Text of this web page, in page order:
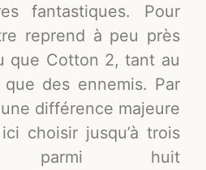
fantastiques. Pour
reprend à peu près
que Cotton 2, tant au
des ennemis. Par
différence majeure
choisir jusqu’à trois
parmi huit